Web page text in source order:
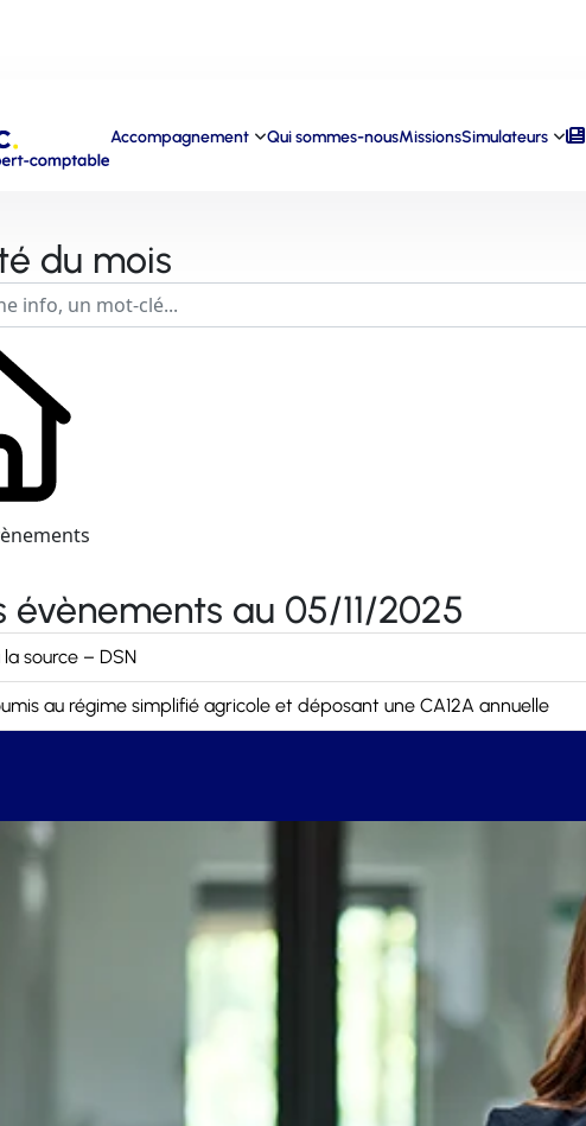
Accompagnement Qui sommes-nousMissionsSimulateurs
du mois
évènements au 05/11/2025
source – DSN
au régime simplifié agricole et déposant une CA12A annuelle